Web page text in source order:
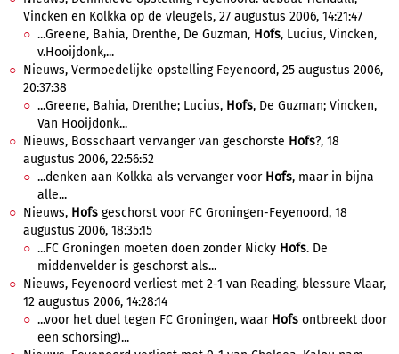
Vincken en Kolkka op de vleugels, 27 augustus 2006, 14:21:47
...Greene, Bahia, Drenthe, De Guzman, Hofs, Lucius, Vincken,
v.Hooijdonk,...
Nieuws, Vermoedelijke opstelling Feyenoord, 25 augustus 2006,
20:37:38
...Greene, Bahia, Drenthe; Lucius, Hofs, De Guzman; Vincken,
Van Hooijdonk...
Nieuws, Bosschaart vervanger van geschorste Hofs?, 18
augustus 2006, 22:56:52
...denken aan Kolkka als vervanger voor Hofs, maar in bijna
alle...
Nieuws, Hofs geschorst voor FC Groningen-Feyenoord, 18
augustus 2006, 18:35:15
...FC Groningen moeten doen zonder Nicky Hofs. De
middenvelder is geschorst als...
Nieuws, Feyenoord verliest met 2-1 van Reading, blessure Vlaar,
12 augustus 2006, 14:28:14
...voor het duel tegen FC Groningen, waar Hofs ontbreekt door
een schorsing)...